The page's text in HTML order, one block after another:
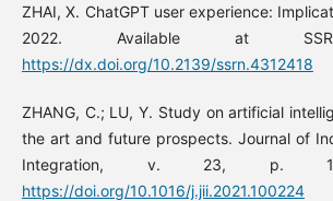
ZHAI, X. ChatGPT user experience:
2022. Available at
https://dx.doi.org/10.2139/ssrn.4312418
ZHANG, C.; LU, Y. Study on artificial
the art and future prospects. Journal of
Integration, v. 23, p.
https://doi.org/10.1016/j.jii.2021.100224